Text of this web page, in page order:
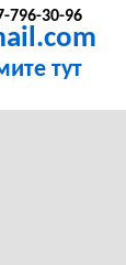
796-30-96
тут